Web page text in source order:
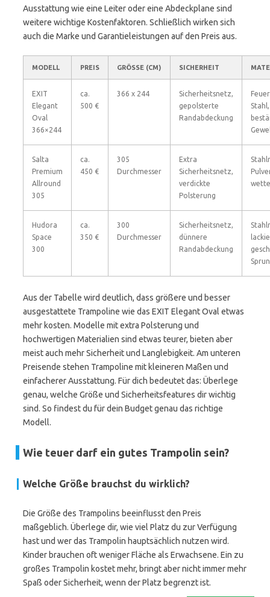
Ausstattung wie eine Leiter oder eine Abdeckplane sind
weitere wichtige Kostenfaktoren. Schließlich wirken sich
auch die Marke und Garantieleistungen auf den Preis aus.
MODELL PREIS GRÖSSE (CM) SICHERHEIT
EXIT
Elegant
Oval
366×244
ca.
500 €
366 x 244
Sicherheitsnetz,
gepolsterte
Randabdeckung
Salta
Premium
Allround
305
ca.
450 €
305
Durchmesser
Extra
Sicherheitsnetz,
verdickte
Polsterung
Hudora
Space
300
ca.
350 €
300
Durchmesser
Sicherheitsnetz,
dünnere
Randabdeckung
Aus der Tabelle wird deutlich, dass größere und besser
ausgestattete Trampoline wie das EXIT Elegant Oval etwas
mehr kosten. Modelle mit extra Polsterung und
hochwertigen Materialien sind etwas teurer, bieten aber
meist auch mehr Sicherheit und Langlebigkeit. Am unteren
Preisende stehen Trampoline mit kleineren Maßen und
einfacherer Ausstattung. Für dich bedeutet das: Überlege
genau, welche Größe und Sicherheitsfeatures dir wichtig
sind. So findest du für dein Budget genau das richtige
Modell.
Wie teuer darf ein gutes Trampolin sein?
Welche Größe brauchst du wirklich?
Die Größe des Trampolins beeinflusst den Preis
maßgeblich. Überlege dir, wie viel Platz du zur Verfügung
hast und wer das Trampolin hauptsächlich nutzen wird.
Kinder brauchen oft weniger Fläche als Erwachsene. Ein zu
großes Trampolin kostet mehr, bringt aber nicht immer mehr
Spaß oder Sicherheit, wenn der Platz begrenzt ist.